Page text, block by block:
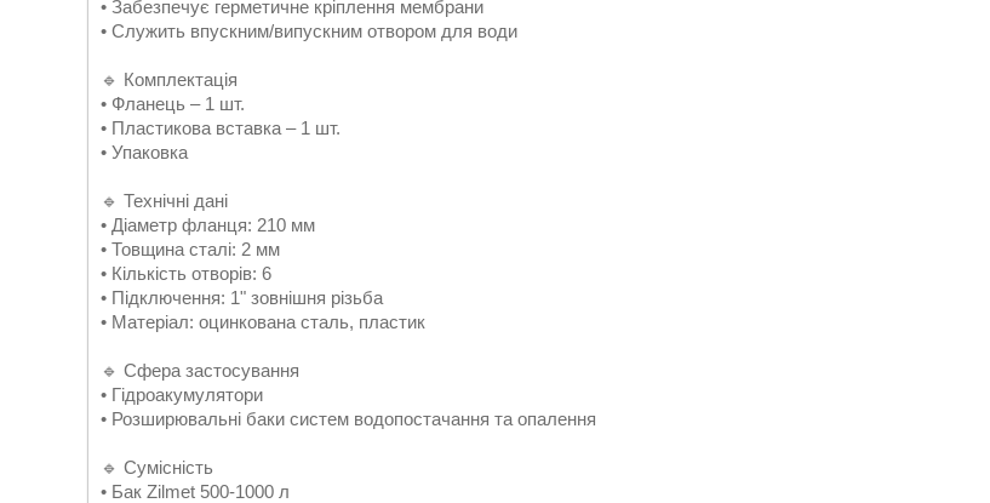
• Забезпечує герметичне кріплення мембрани
• Служить впускним/випускним отвором для води
🔹 Комплектація
• Фланець – 1 шт.
• Пластикова вставка – 1 шт.
• Упаковка
🔹 Технічні дані
• Діаметр фланця: 210 мм
• Товщина сталі: 2 мм
• Кількість отворів: 6
• Підключення: 1" зовнішня різьба
• Матеріал: оцинкована сталь, пластик
🔹 Сфера застосування
• Гідроакумулятори
• Розширювальні баки систем водопостачання та опалення
🔹 Сумісність
• Бак Zilmet 500-1000 л